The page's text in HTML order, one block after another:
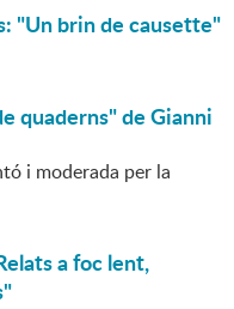
"Un brin de causette"
quaderns" de Gianni
i moderada per la
a foc lent,